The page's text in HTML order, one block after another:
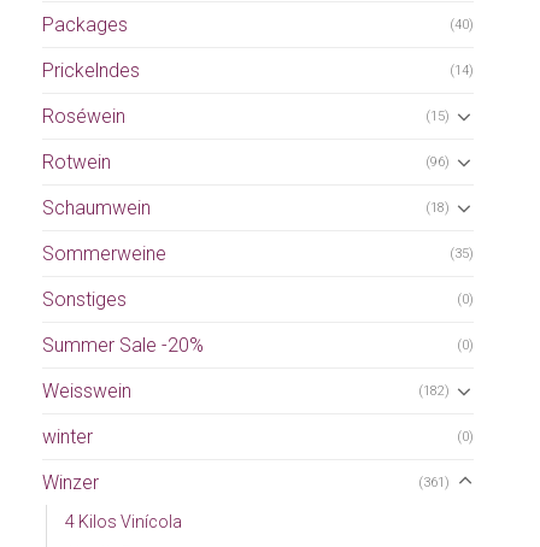
Packages (40)
Prickelndes (14)
Roséwein (15)
Rotwein (96)
Schaumwein (18)
Sommerweine (35)
Sonstiges (0)
Summer Sale -20% (0)
Weisswein (182)
winter (0)
Winzer (361)
4 Kilos Vinícola